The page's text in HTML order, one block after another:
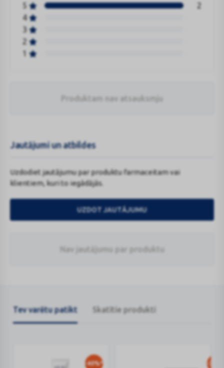
5
2
4
3
2
1
Produktam nav atsauksmju
Jautājumi un atbildes
Uzdodiet jautājumu par produktu farmaceitam vai
klientiem, kuri to iegādājās.
UZDOT JAUTĀJUMU
Nav jautājumu par produktu
Tev varētu patikt Skatītie produkti
-40%*